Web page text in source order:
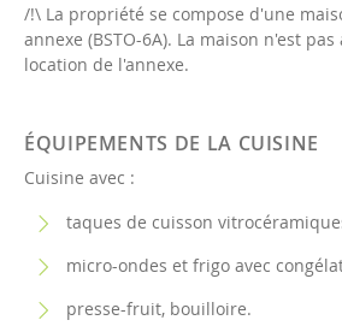
/!\ La propriété se compose d'une
annexe (BSTO-6A). La maison n'est
location de l'annexe.
ÉQUIPEMENTS DE LA CUISINE
Cuisine avec :
taques de cuisson
micro-ondes et frigo avec
presse-fruit, bouilloire.